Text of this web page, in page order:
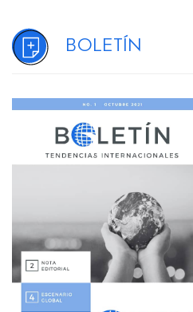
Boletín